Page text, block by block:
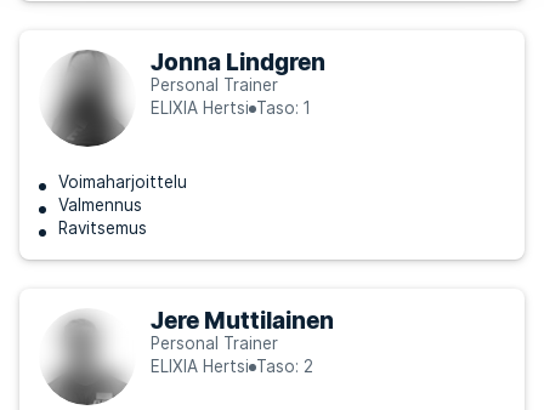
Jonna Lindgren
Personal Trainer
ELIXIA Hertsi Taso: 1
Voimaharjoittelu
Valmennus
Ravitsemus
Jere Muttilainen
Personal Trainer
ELIXIA Hertsi Taso: 2